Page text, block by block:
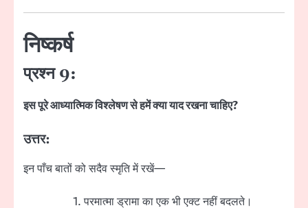
निष्कर्ष
प्रश्न 9:
इस पूरे आध्यात्मिक विश्लेषण से हमें क्या याद रखना चाहिए?
उत्तर:
इन पाँच बातों को सदैव स्मृति में रखें—
परमात्मा ड्रामा का एक भी एक्ट नहीं बदलते।